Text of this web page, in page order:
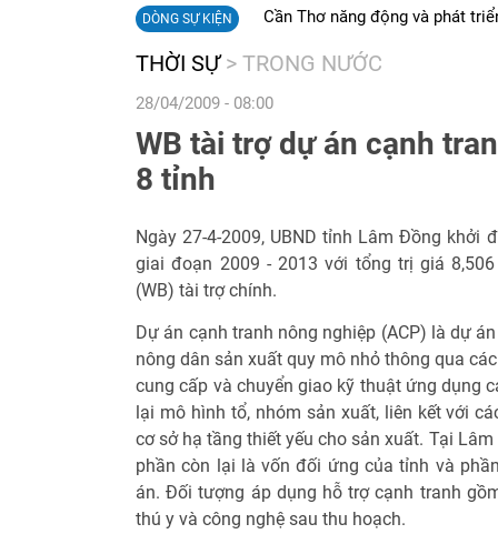
DÒNG SỰ KIỆN Cần Thơ năng động và phát
THỜI SỰ > TRONG NƯỚC
28/04/2009 - 08:00
WB tài trợ dự án cạnh
8 tỉnh
Ngày 27-4-2009, UBND tỉnh Lâm Đồng khởi
giai đoạn 2009 - 2013 với tổng trị giá
(WB) tài trợ chính.
Dự án cạnh tranh nông nghiệp (ACP) là dự
nông dân sản xuất quy mô nhỏ thông qua
cung cấp và chuyển giao kỹ thuật ứng dụng
lại mô hình tổ, nhóm sản xuất, liên kết với
cơ sở hạ tầng thiết yếu cho sản xuất. Tại
phần còn lại là vốn đối ứng của tỉnh và
án. Đối tượng áp dụng hỗ trợ cạnh tranh
thú y và công nghệ sau thu hoạch.